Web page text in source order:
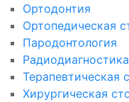
Ортодонтия
Ортопедическая
Пародонтология
Радиодиагностика
Терапевтическая
Хирургическая